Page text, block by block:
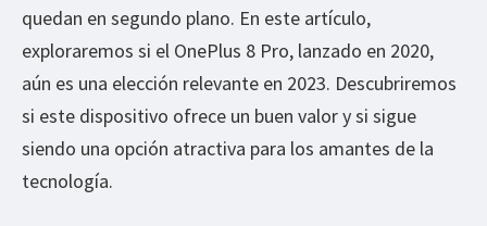
quedan en segundo plano. En este artículo,
exploraremos si el OnePlus 8 Pro, lanzado en 2020,
aún es una elección relevante en 2023. Descubriremos
si este dispositivo ofrece un buen valor y si sigue
siendo una opción atractiva para los amantes de la
tecnología.